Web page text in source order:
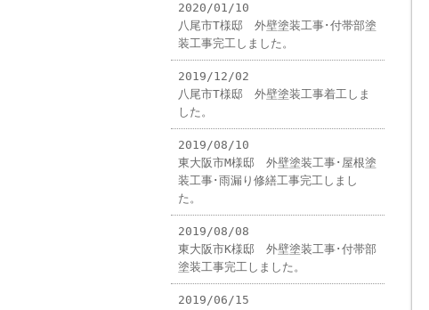
2020/01/10
八尾市T様邸 外壁塗装工事･付帯部塗
装工事完工しました。
2019/12/02
八尾市T様邸 外壁塗装工事着工しま
した。
2019/08/10
東大阪市M様邸 外壁塗装工事･屋根塗
装工事･雨漏り修繕工事完工しまし
た。
2019/08/08
東大阪市K様邸 外壁塗装工事･付帯部
塗装工事完工しました。
2019/06/15